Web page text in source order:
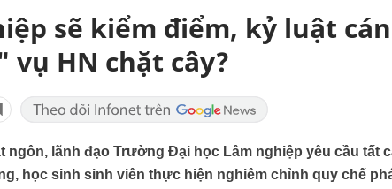
sẽ kiểm điểm, kỷ luật
HN chặt cây?
ngôn, lãnh đạo Trường Đại học Lâm nghiệp yêu cầu tất
học sinh sinh viên thực hiện nghiêm chỉnh quy chế